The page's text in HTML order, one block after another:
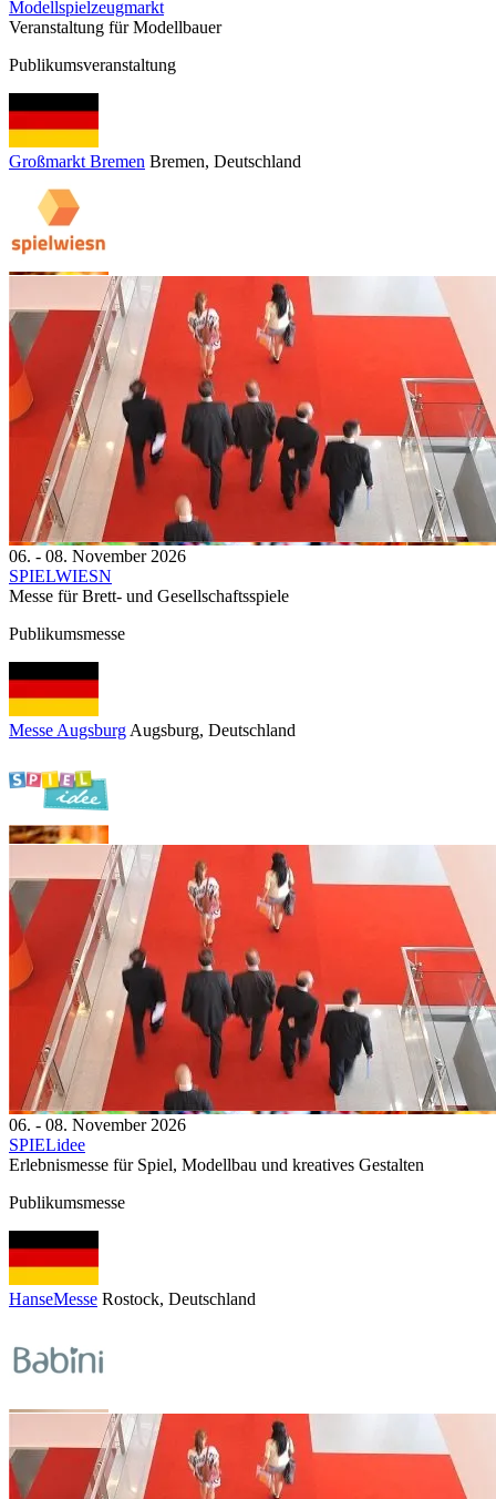
Modellspielzeugmarkt
Veranstaltung für Modellbauer
Publikumsveranstaltung
Großmarkt Bremen Bremen, Deutschland
06. - 08. November 2026
SPIELWIESN
Messe für Brett- und Gesellschaftsspiele
Publikumsmesse
Messe Augsburg Augsburg, Deutschland
06. - 08. November 2026
SPIELidee
Erlebnismesse für Spiel, Modellbau und kreatives Gestalten
Publikumsmesse
HanseMesse Rostock, Deutschland